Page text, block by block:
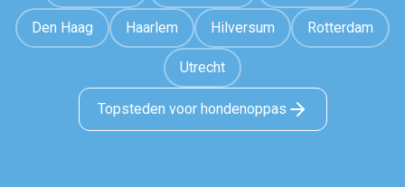
Den Haag Haarlem Hilversum Rotterdam
Utrecht
Topsteden voor hondenoppas